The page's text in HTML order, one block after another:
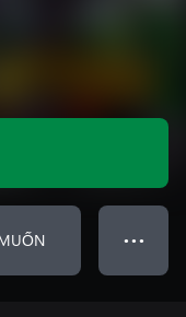
● ● ●